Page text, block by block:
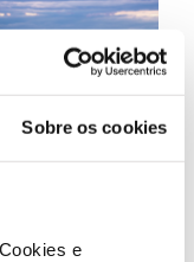
Sobre os cookies
e